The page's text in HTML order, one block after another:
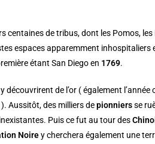
centaines de tribus, dont les Pomos,
espaces apparemment inhospitaliers
étant San Diego en 1769.
découvrirent de l’or ( également l’année
Aussitôt, des milliers depionniersse
Puis ce fut au tour des
Noirey cherchera également une